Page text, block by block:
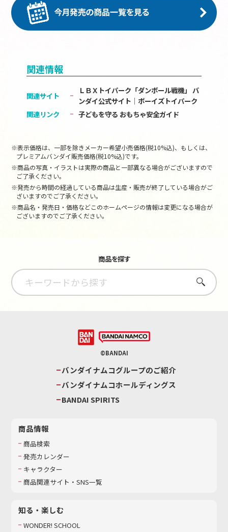
関連情報
関連サイト
ＬＢＸトイパーク「ダンボール戦機」 バ
ンダイ公式サイト│ボーイズトイパーク
関連リンク
子どもを守る おもちゃ安全ガイド
※表示価格は、一部を除きメーカー希望小売価格(税10%込)、もしくは、
プレミアムバンダイ販売価格(税10%込)です。
※商品の写真・イラストは実際の商品と一部異なる場合がございますので
ご了承ください。
※発売から時間の経過している商品は生産・販売が終了している場合がご
ざいますのでご了承ください。
※商品名・発売日・価格などこのホームページの情報は変更になる場合が
ございますのでご了承ください。
商品を探す
さがす
©BANDAI
バンダイナムコグループのご紹介
バンダイナムコホールディングス
BANDAI SPIRITS
商品情報
商品検索
発売カレンダー
キャラクター
商品関連サイト・SNS一覧
知る・楽しむ
WONDER! SCHOOL